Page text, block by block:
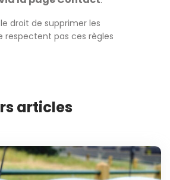
droit de supprimer les
pas ces règles
articles